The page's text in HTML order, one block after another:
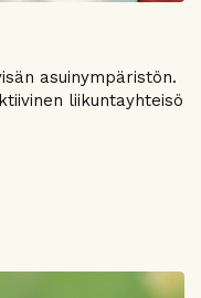
asuinympäristön.
liikuntayhteisö